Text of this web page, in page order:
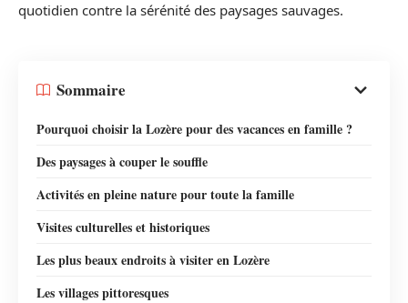
quotidien contre la sérénité des paysages sauvages.
Sommaire
Pourquoi choisir la Lozère pour des vacances en famille ?
Des paysages à couper le souffle
Activités en pleine nature pour toute la famille
Visites culturelles et historiques
Les plus beaux endroits à visiter en Lozère
Les villages pittoresques